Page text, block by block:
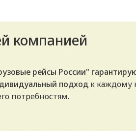
компанией
рейсы России"
подход к каждому
потребностям.